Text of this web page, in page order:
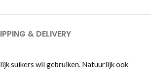
& DELIVERY
suikers wil gebruiken. Natuurlijk ook